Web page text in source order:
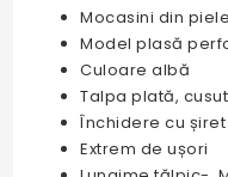
Mocasini din
Model plasă
Culoare albă
Talpa plată,
Închidere cu șiret
Extrem de ușori